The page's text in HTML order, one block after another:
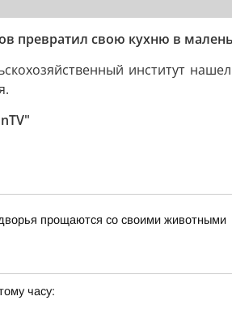
превратил свою кухню в
институт
прощаются со своими животными
часу: